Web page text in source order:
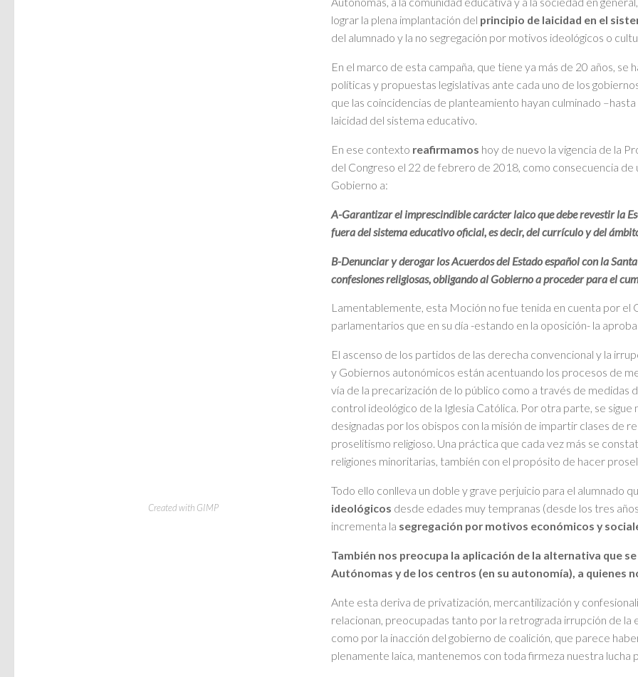
lograr la plena implantación del principio de laicidad en el
del alumnado y la no segregación por motivos ideológicos o
En el marco de esta campaña, que tiene ya más de 20 años,
políticas y propuestas legislativas ante cada uno de los
que las coincidencias de planteamiento hayan culminado
laicidad del sistema educativo.
En ese contexto reafirmamos hoy de nuevo la vigencia de la
del Congreso el 22 de febrero de 2018, como consecuencia de
Gobierno a:
A-Garantizar el imprescindible carácter laico que debe revestir la
fuera del sistema educativo oficial, es decir, del currículo y del
B-Denunciar y derogar los Acuerdos del Estado español con la
confesiones religiosas, obligando al Gobierno a proceder para el
Lamentablemente, esta Moción no fue tenida en cuenta por el
parlamentarios que en su día -estando en la oposición- la
El ascenso de los partidos de las derecha convencional y la
y Gobiernos autonómicos están acentuando los procesos de
vía de la precarización de lo público como a través de
control ideológico de la Iglesia Católica. Por otra parte, se
designadas por los obispos con la misión de impartir clases de
proselitismo religioso. Una práctica que cada vez más se
religiones minoritarias, también con el propósito de hacer
Created with GIMP
Todo ello conlleva un doble y grave perjuicio para el alumnado
ideológicos desde edades muy tempranas (desde los tres
incrementa la segregación por motivos económicos y
También nos preocupa la aplicación de la alternativa que
Autónomas y de los centros (en su autonomía), a quienes
Ante esta deriva de privatización, mercantilización y
relacionan, preocupadas tanto por la retrograda irrupción de
como por la inacción del gobierno de coalición, que parece
plenamente laica, mantenemos con toda firmeza nuestra lucha